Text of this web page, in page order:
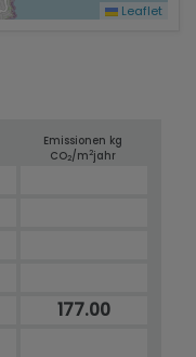
Leaflet
Emissionen kg
CO2/m2jahr
177.00